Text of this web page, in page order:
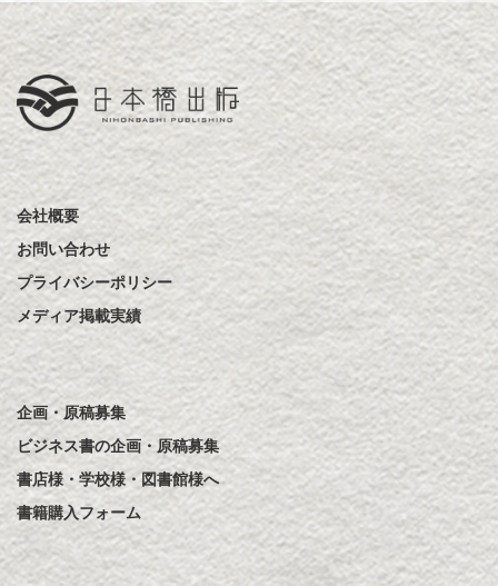
会社概要
お問い合わせ
プライバシーポリシー
メディア掲載実績
企画・原稿募集
ビジネス書の企画・原稿募集
書店様・学校様・図書館様へ
書籍購入フォーム